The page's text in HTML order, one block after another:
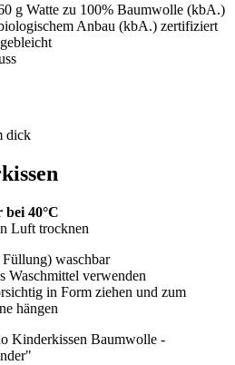
g Watte zu 100% Baumwolle (kbA.)
Anbau (kbA.) zertifiziert
dick
bei 40°C
Luft trocknen
waschbar
Waschmittel verwenden
in Form ziehen und zum
hängen
Kinderkissen Baumwolle -